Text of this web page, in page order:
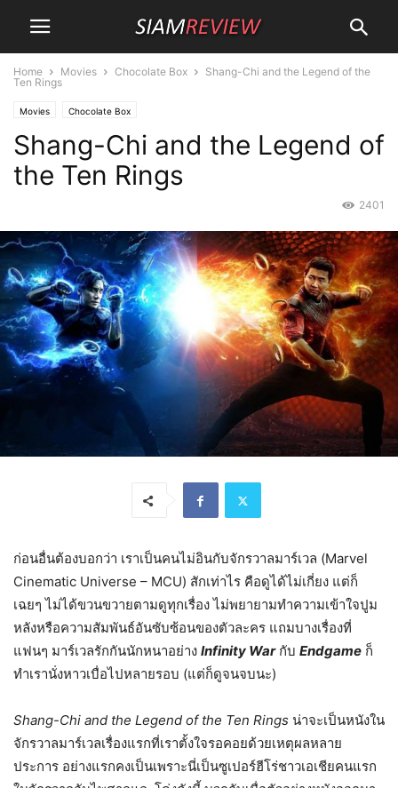
Home Movies Chocolate Box
Shang-Chi and the Legend of the
Ten Rings
Movies Chocolate Box
Shang-Chi and the Legend of
the Ten Rings
2401
ก่อนอื่นต้องบอกว่า เราเป็นคนไม่อินกับจักรวาลมาร์เวล (Marvel
Cinematic Universe – MCU) สักเท่าไร คือดูได้ไม่เกี่ยง แต่ก็
เฉยๆ ไม่ได้ขวนขวายตามดูทุกเรื่อง ไม่พยายามทำความเข้าใจปูม
หลังหรือความสัมพันธ์อันซับซ้อนของตัวละคร แถมบางเรื่องที่
แฟนๆ มาร์เวลรักกันนักหนาอย่าง Infinity Warกับ Endgame ก็
ทำเรานั่งหาวเบื่อไปหลายรอบ (แต่ก็ดูจนจบนะ)
Shang-Chi and the Legend of the Ten Rings น่าจะเป็นหนังใน
จักรวาลมาร์เวลเรื่องแรกที่เราตั้งใจรอคอยด้วยเหตุผลหลาย
ประการ อย่างแรกคงเป็นเพราะนี่เป็นซูเปอร์ฮีโร่ชาวเอเชียคนแรก